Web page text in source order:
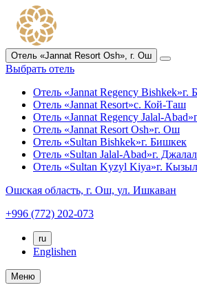
Отель «Jannat Resort Osh», г. Ош
Выбрать отель
Отель «Jannat Regency Bishkek»г.
Отель «Jannat Resort»с. Кой-Таш
Отель «Jannat Regency Jalal-Abad»
Отель «Jannat Resort Osh»г. Ош
Отель «Sultan Bishkek»г. Бишкек
Отель «Sultan Jalal-Abad»г.
Отель «Sultan Kyzyl Kiya»г.
Ошская область, г. Ош, ул. Ишкаван
+996 (772) 202-073
ru
Englishen
Меню